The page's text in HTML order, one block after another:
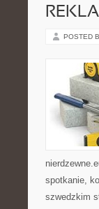
POSTED
spotkanie,
szwedzkim